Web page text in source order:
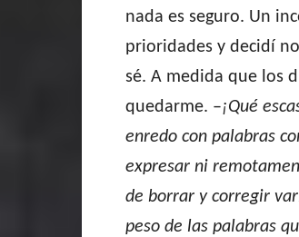
nada es seguro. Un
prioridades y decidí
sé. A medida que los
quedarme. –¡Qué
enredo con palabras
expresar ni
de borrar y corregir
peso de las palabras